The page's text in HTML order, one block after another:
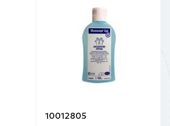
10012805